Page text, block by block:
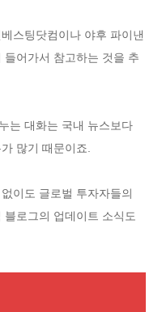
스팅닷컴이나 야후 파이낸
어가서 참고하는 것을 추
는 대화는 국내 뉴스보다
많기 때문이죠.
이도 글로벌 투자자들의
로그의 업데이트 소식도